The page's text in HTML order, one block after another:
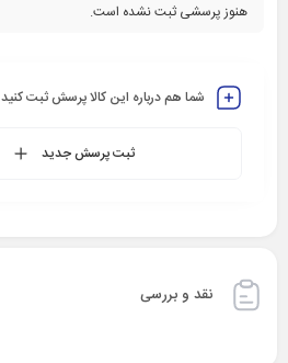
هنوز پرسشی ثبت نشده است.
شما هم درباره این کالا پرسش ثبت کنید
ثبت پرسش جدید
نقد و بررسی